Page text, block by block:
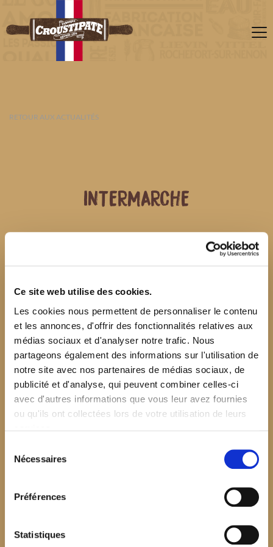
Ce site web utilise des cookies.
Les cookies nous permettent de personnaliser le contenu
et les annonces, d'offrir des fonctionnalités relatives aux
médias sociaux et d'analyser notre trafic. Nous
partageons également des informations sur l'utilisation de
notre site avec nos partenaires de médias sociaux, de
publicité et d'analyse, qui peuvent combiner celles-ci
avec d'autres informations que vous leur avez fournies
ou qu'ils ont collectées lors de votre utilisation de leurs
Nécessaires
Préférences
Statistiques
RETOUR AUX ACTUALITÉS
INTERMARCHE